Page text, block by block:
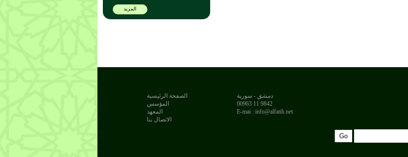
المزيد
الصفحة الرئيسية
المؤسس
المعهد
الاتصال بنا
دمشق - سورية
9842 11 00963
E-mai : info@alfatih.net